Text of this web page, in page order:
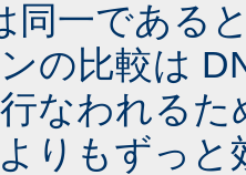
同一である
の比較は
なわれる
りもずっと